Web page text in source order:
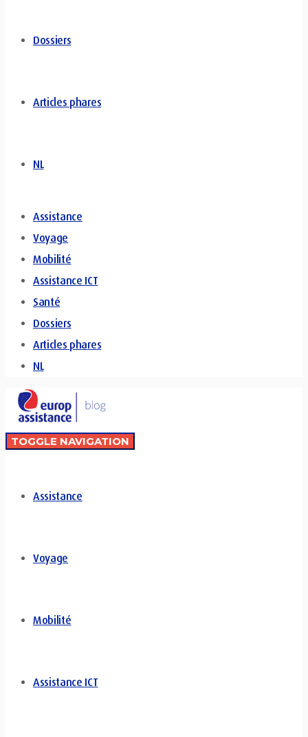
Dossiers
Articles phares
NL
Assistance
Voyage
Mobilité
Assistance ICT
Santé
Dossiers
Articles phares
NL
TOGGLE NAVIGATION
Assistance
Voyage
Mobilité
Assistance ICT